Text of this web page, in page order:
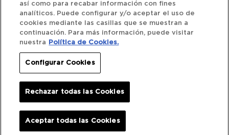
Siguenos
Redes Sociales
Iberocar © 2025. All Rights Reserved.
así como para recabar información con fines
analíticos. Puede configurar y/o aceptar el uso de
cookies mediante las casillas que se muestran a
continuación. Para más información, puede visitar
nuestra
Política de Cookies.
Configurar Cookies
Rechazar todas las Cookies
Aceptar todas las Cookies